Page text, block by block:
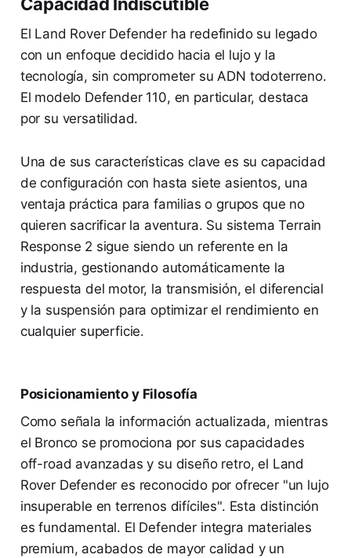
El Land Rover Defender ha redefinido su legado
con un enfoque decidido hacia el lujo y la
tecnología, sin comprometer su ADN todoterreno.
El modelo Defender 110, en particular, destaca
por su versatilidad.
Una de sus características clave es su capacidad
de configuración con hasta siete asientos, una
ventaja práctica para familias o grupos que no
quieren sacrificar la aventura. Su sistema Terrain
Response 2 sigue siendo un referente en la
industria, gestionando automáticamente la
respuesta del motor, la transmisión, el diferencial
y la suspensión para optimizar el rendimiento en
cualquier superficie.
Posicionamiento y Filosofía
Como señala la información actualizada, mientras
el Bronco se promociona por sus capacidades
off-road avanzadas y su diseño retro, el Land
Rover Defender es reconocido por ofrecer "un lujo
insuperable en terrenos difíciles". Esta distinción
es fundamental. El Defender integra materiales
premium, acabados de mayor calidad y un